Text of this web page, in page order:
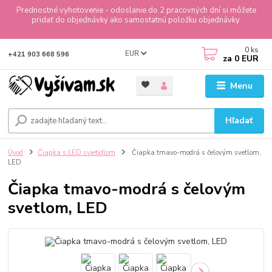
Prednostné vyhotovenie - odoslanie do 2 pracovných dní si môžete
pridať do objednávky ako samostatnú položku objednávky.
Menu
EUR
Hľadať
+421 903 668 596 0 ks
za 0 EUR
Úvod Čiapka s LED svietidlom
Čiapka tmavo-modrá s čelovým svetlom,
LED
Čiapka tmavo-modrá s čelovým
svetlom, LED